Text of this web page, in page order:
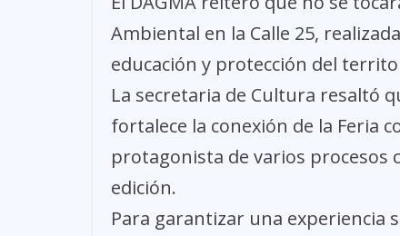
Ambiental en la Calle 25,
educación y protección del
La secretaria de Cultura resaltó
fortalece la conexión de la Feria
protagonista de varios
edición.
Para garantizar una experiencia